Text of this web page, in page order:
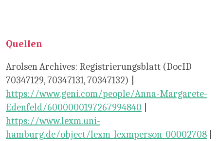
Quellen
Arolsen Archives: Registrierungsblatt (DocID
70347129, 70347131, 70347132) |
https://www.geni.com/people/Anna-Margarete-
Edenfeld/6000000197267994840
https://www.lexm.uni-
hamburg.de/object/lexm_lexmperson_00002708